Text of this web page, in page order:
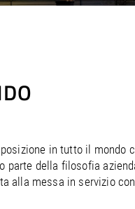
Ukraine/EN
in tutto il mondo
della filosofia
alla messa in servizio